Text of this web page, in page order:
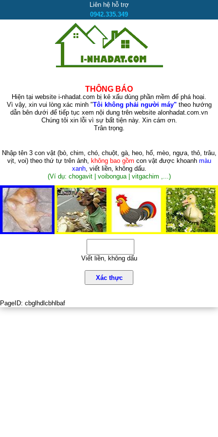
Liên hệ hỗ trợ
0942.335.349
THÔNG BÁO
Hiện tại website i-nhadat.com bị kẻ xấu dùng phần mềm để phá hoại.
Vì vậy, xin vui lòng xác minh "Tôi không phải người máy"theo hướng
dẫn bên dưới để tiếp tục xem nội dung trên website alonhadat.com.vn
Chúng tôi xin lỗi vì sự bất tiện này. Xin cám ơn.
Trân trọng.
Nhập tên 3 con vật (bò, chim, chó, chuột, gà, heo, hổ, mèo, ngựa, thỏ, trâu,
vịt, voi)theo thứ tự trên ảnh, không bao gồm con vật được khoanh màu
xanh, viết liền, không dấu.
(Ví dụ: chogavit | voibongua | vitgachim ,...)
Viết liền, không dấu
Xác thực
PageID: cbglhdlcbhlbaf